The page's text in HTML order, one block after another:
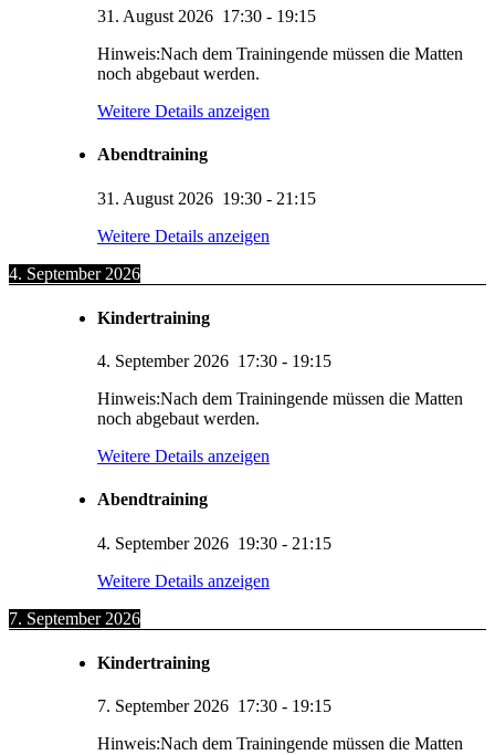
31. August 2026 17:30 - 19:15
Hinweis:Nach dem Trainingende müssen die Matten
noch abgebaut werden.
Weitere Details anzeigen
Abendtraining
31. August 2026 19:30 - 21:15
Weitere Details anzeigen
4. September 2026
Kindertraining
4. September 2026 17:30 - 19:15
Hinweis:Nach dem Trainingende müssen die Matten
noch abgebaut werden.
Weitere Details anzeigen
Abendtraining
4. September 2026 19:30 - 21:15
Weitere Details anzeigen
7. September 2026
Kindertraining
7. September 2026 17:30 - 19:15
Hinweis:Nach dem Trainingende müssen die Matten